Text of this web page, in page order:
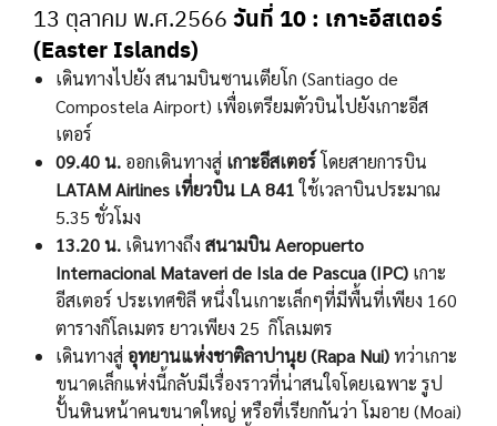
13 ตุลาคม พ.ศ.2566 วันที่ 10 : เกาะอีสเตอร์
(Easter Islands)
เดินทางไปยัง สนามบินซานเตียโก (Santiago de
Compostela Airport) เพื่อเตรียมตัวบินไปยังเกาะอีส
เตอร์
09.40 น. ออกเดินทางสู่ เกาะอีสเตอร์โดยสายการบิน
LATAM Airlines เที่ยวบิน LA 841ใช้เวลาบินประมาณ
5.35 ชั่วโมง
13.20 น. เดินทางถึง สนามบิน Aeropuerto
Internacional Mataveri de Isla de Pascua (IPC) เกาะ
อีสเตอร์ ประเทศชิลี หนึ่งในเกาะเล็กๆที่มีพื้นที่เพียง 160
ตารางกิโลเมตร ยาวเพียง 25 กิโลเมตร
เดินทางสู่ อุทยานแห่งชาติลาปานุย (Rapa Nui)ทว่าเกาะ
ขนาดเล็กแห่งนี้กลับมีเรื่องราวที่น่าสนใจโดยเฉพาะ รูป
ปั้นหินหน้าคนขนาดใหญ่ หรือที่เรียกกันว่า โมอาย (Moai)